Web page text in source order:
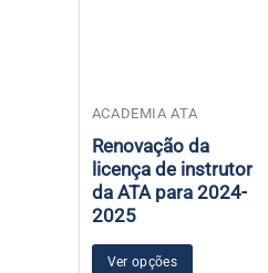
ACADEMIA ATA
Renovação da
licença de instrutor
da ATA para 2024-
2025
Ver opções
Este
produto
tem
várias
variantes.
As
opções